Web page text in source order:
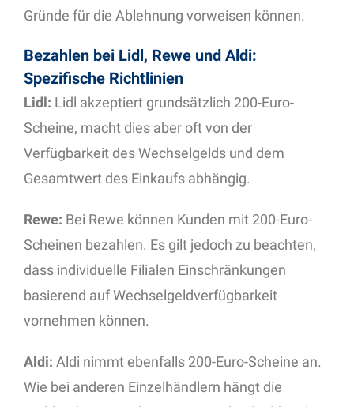
Gründe für die Ablehnung vorweisen können.
Bezahlen bei Lidl, Rewe und Aldi:
Spezifische Richtlinien
Lidl: Lidl akzeptiert grundsätzlich 200-Euro-
Scheine, macht dies aber oft von der
Verfügbarkeit des Wechselgelds und dem
Gesamtwert des Einkaufs abhängig.
Rewe: Bei Rewe können Kunden mit 200-Euro-
Scheinen bezahlen. Es gilt jedoch zu beachten,
dass individuelle Filialen Einschränkungen
basierend auf Wechselgeldverfügbarkeit
vornehmen können.
Aldi: Aldi nimmt ebenfalls 200-Euro-Scheine an.
Wie bei anderen Einzelhändlern hängt die